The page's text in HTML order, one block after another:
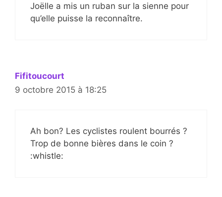
Joëlle a mis un ruban sur la sienne pour
qu’elle puisse la reconnaître.
Fifitoucourt
9 octobre 2015 à 18:25
Ah bon? Les cyclistes roulent bourrés ?
Trop de bonne bières dans le coin ?
:whistle: